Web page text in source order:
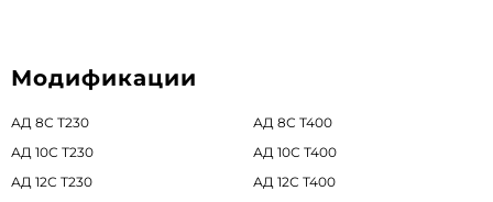
Модификации
АД 8С Т230
АД 8С Т400
АД 10С Т230
АД 10С Т400
АД 12С Т230
АД 12С Т400